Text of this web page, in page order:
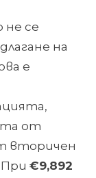
не се
на
е
от
вторичен
При €9,892